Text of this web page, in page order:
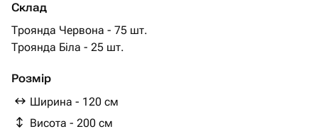
Склад
Троянда Червона - 75 шт.
Троянда Біла - 25 шт.
Розмір
Ширина - 120 см
Висота - 200 см